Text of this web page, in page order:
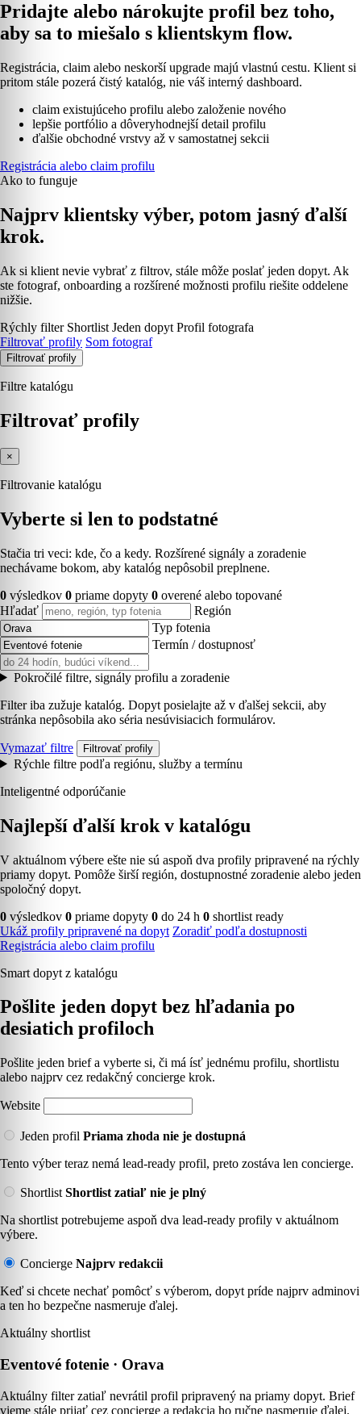
Pridajte alebo nárokujte profil bez toho,
aby sa to miešalo s klientskym flow.
Registrácia, claim alebo neskorší upgrade majú vlastnú cestu. Klient si
pritom stále pozerá čistý katalóg, nie váš interný dashboard.
claim existujúceho profilu alebo založenie nového
lepšie portfólio a dôveryhodnejší detail profilu
ďalšie obchodné vrstvy až v samostatnej sekcii
Registrácia alebo claim profilu
Ako to funguje
Najprv klientsky výber, potom jasný ďalší
krok.
Ak si klient nevie vybrať z filtrov, stále môže poslať jeden dopyt. Ak
ste fotograf, onboarding a rozšírené možnosti profilu riešite oddelene
nižšie.
Rýchly filter Shortlist Jeden dopyt Profil fotografa
Filtrovať profily Som fotograf
Filtrovať profily
Filtre katalógu
Filtrovať profily
×
Filtrovanie katalógu
Vyberte si len to podstatné
Stačia tri veci: kde, čo a kedy. Rozšírené signály a zoradenie
nechávame bokom, aby katalóg nepôsobil preplnene.
0 výsledkov 0 priame dopyty 0 overené alebo topované
Hľadať
Región
Typ fotenia
Termín / dostupnosť
Pokročilé filtre, signály profilu a zoradenie
Filter iba zužuje katalóg. Dopyt posielajte až v ďalšej sekcii, aby
stránka nepôsobila ako séria nesúvisiacich formulárov.
Vymazať filtre Filtrovať profily
Rýchle filtre podľa regiónu, služby a termínu
Inteligentné odporúčanie
Najlepší ďalší krok v katalógu
V aktuálnom výbere ešte nie sú aspoň dva profily pripravené na rýchly
priamy dopyt. Pomôže širší región, dostupnostné zoradenie alebo jeden
spoločný dopyt.
0 výsledkov 0 priame dopyty 0 do 24 h 0 shortlist ready
Ukáž profily pripravené na dopyt Zoradiť podľa dostupnosti
Registrácia alebo claim profilu
Smart dopyt z katalógu
Pošlite jeden dopyt bez hľadania po
desiatich profiloch
Pošlite jeden brief a vyberte si, či má ísť jednému profilu, shortlistu
alebo najprv cez redakčný concierge krok.
Website
Jeden profil Priama zhoda nie je dostupná
Tento výber teraz nemá lead-ready profil, preto zostáva len concierge.
Shortlist Shortlist zatiaľ nie je plný
Na shortlist potrebujeme aspoň dva lead-ready profily v aktuálnom
výbere.
Concierge Najprv redakcii
Keď si chcete nechať pomôcť s výberom, dopyt príde najprv adminovi
a ten ho bezpečne nasmeruje ďalej.
Aktuálny shortlist
Eventové fotenie · Orava
Aktuálny filter zatiaľ nevrátil profil pripravený na priamy dopyt. Brief
vieme stále prijať cez concierge a redakcia ho ručne nasmeruje ďalej.